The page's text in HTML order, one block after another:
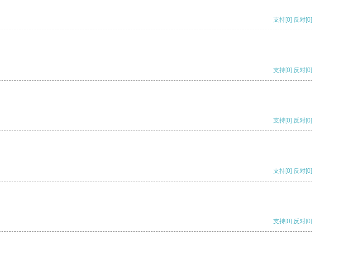
支持[0] 反对[0]
支持[0] 反对[0]
支持[0] 反对[0]
支持[0] 反对[0]
支持[0] 反对[0]